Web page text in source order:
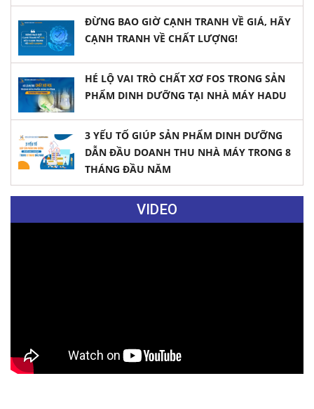
ĐỪNG BAO GIỜ CẠNH TRANH VỀ GIÁ, HÃY
CẠNH TRANH VỀ CHẤT LƯỢNG!
HÉ LỘ VAI TRÒ CHẤT XƠ FOS TRONG SẢN
PHẨM DINH DƯỠNG TẠI NHÀ MÁY HADU
3 YẾU TỐ GIÚP SẢN PHẨM DINH DƯỠNG
DẪN ĐẦU DOANH THU NHÀ MÁY TRONG 8
THÁNG ĐẦU NĂM
VIDEO